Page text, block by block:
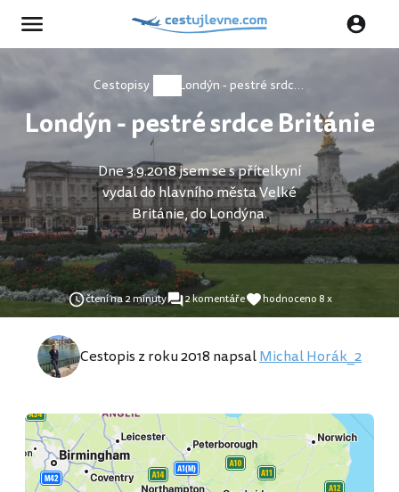
Cestopisy Londýn - pestré srdce Británie
Londýn - pestré srdce Británie
Dne 3.9.2018 jsem se s přítelkyní
vydal do hlavního města Velké
Británie, do Londýna.
čtení na 2 minuty 2 komentáře hodnoceno 8 x
Cestopis z roku 2018 napsalMichal Horák_2